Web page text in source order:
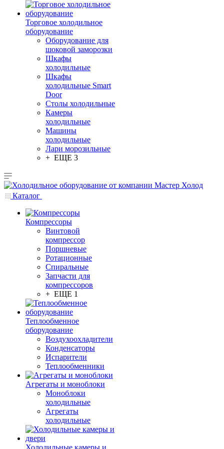
Торговое холодильное
оборудование
Оборудование для
шоковой заморозки
Шкафы
холодильные
Шкафы
холодильные Smart
Door
Столы холодильные
Камеры
холодильные
Машины
холодильные
Лари морозильные
+ ЕЩЕ 3
Каталог
Компрессоры
Винтовой
компрессор
Поршневые
Ротационные
Спиральные
Запчасти для
компрессоров
+ ЕЩЕ 1
Теплообменное
оборудование
Воздухоохладители
Конденсаторы
Испарители
Теплообменники
Агрегаты и моноблоки
Моноблоки
холодильные
Агрегаты
холодильные
Холодильные камеры и